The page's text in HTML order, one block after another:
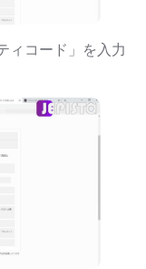
ィコード」を入力